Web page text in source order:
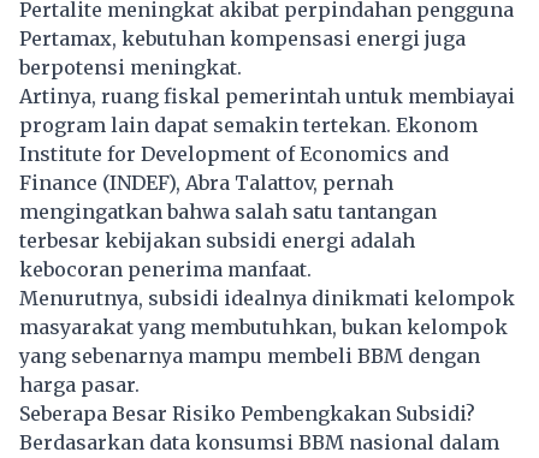
Pertalite meningkat akibat perpindahan pengguna
Pertamax, kebutuhan kompensasi energi juga
berpotensi meningkat.
Artinya, ruang fiskal pemerintah untuk membiayai
program lain dapat semakin tertekan. Ekonom
Institute for Development of Economics and
Finance (INDEF), Abra Talattov, pernah
mengingatkan bahwa salah satu tantangan
terbesar kebijakan subsidi energi adalah
kebocoran penerima manfaat.
Menurutnya, subsidi idealnya dinikmati kelompok
masyarakat yang membutuhkan, bukan kelompok
yang sebenarnya mampu membeli BBM dengan
harga pasar.
Seberapa Besar Risiko Pembengkakan Subsidi?
Berdasarkan data konsumsi BBM nasional dalam